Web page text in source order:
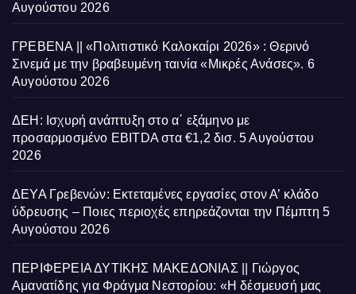
Αυγούστου 2026
ΓΡΕΒΕΝΑ || «Πολιτιστικό Καλοκαίρι 2026» : Θερινό
Σινεμά με την βραβευμένη ταινία «Μικρές Ανάσες». 6
Αυγούστου 2026
ΔΕΗ: Ισχυρή ανάπτυξη στο α΄ εξάμηνο με
προσαρμοσμένο EBITDA στα €1,2 δισ. 5 Αυγούστου
2026
ΔΕΥΑ Γρεβενών: Εκτεταμένες εργασίες στον Α’ κλάδο
ύδρευσης – Ποιες περιοχές επηρεάζονται την Πέμπτη 5
Αυγούστου 2026
ΠΕΡΙΦΕΡΕΙΑ ΔΥΤΙΚΗΣ ΜΑΚΕΔΟΝΙΑΣ || Γιώργος
Αμανατίδης για Φράγμα Νεστορίου: «Η δέσμευσή μας